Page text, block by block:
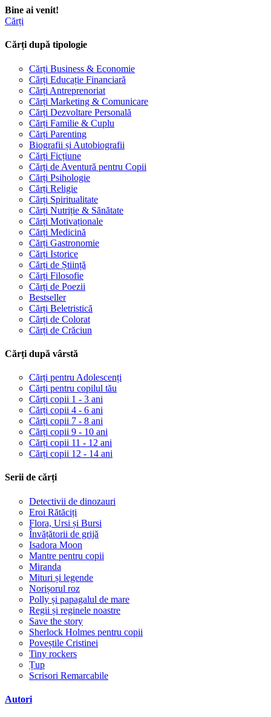
Bine ai venit!
Cărți
Cărți după tipologie
Cărți Business & Economie
Cărți Educație Financiară
Cărți Antreprenoriat
Cărți Marketing & Comunicare
Cărți Dezvoltare Personală
Cărți Familie & Cuplu
Cărți Parenting
Biografii și Autobiografii
Cărți Ficțiune
Cărți de Aventură pentru Copii
Cărți Psihologie
Cărți Religie
Cărți Spiritualitate
Cărți Nutriție & Sănătate
Cărți Motivaționale
Cărți Medicină
Cărți Gastronomie
Cărți Istorice
Cărți de Știință
Cărți Filosofie
Cărți de Poezii
Bestseller
Cărți Beletristică
Cărți de Colorat
Cărți de Crăciun
Cărți după vârstă
Cărți pentru Adolescenți
Cărți pentru copilul tău
Cărți copii 1 - 3 ani
Cărți copii 4 - 6 ani
Cărți copii 7 - 8 ani
Cărți copii 9 - 10 ani
Cărți copii 11 - 12 ani
Cărți copii 12 - 14 ani
Serii de cărți
Detectivii de dinozauri
Eroi Rătăciți
Flora, Ursi și Bursi
Învățătorii de grijă
Isadora Moon
Mantre pentru copii
Miranda
Mituri și legende
Norișorul roz
Polly și papagalul de mare
Regii și reginele noastre
Save the story
Sherlock Holmes pentru copii
Poveștile Cristinei
Tiny rockers
Țup
Scrisori Remarcabile
Autori